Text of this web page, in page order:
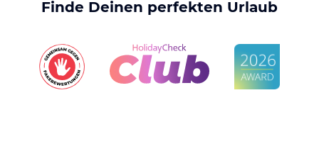
Finde Deinen perfekten Urlaub